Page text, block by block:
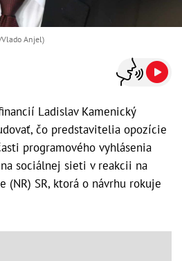
Anjel)
Ladislav Kamenický
čo predstavitelia opozície
programového vyhlásenia
sociálnej sieti v reakcii na
(NR) SR, ktorá o návrhu rokuje